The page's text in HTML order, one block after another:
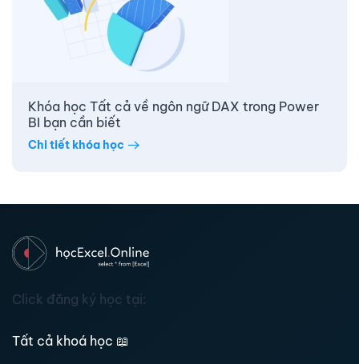
Khóa học Tất cả về ngôn ngữ DAX trong Power
BI bạn cần biết
Chi tiết khóa học
Click đăng ký học tại:
Tất cả khoá học 📖